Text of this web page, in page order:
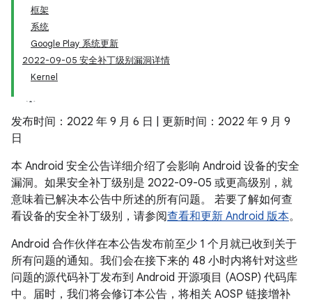
框架
系统
Google Play 系统更新
2022-09-05 安全补丁级别漏洞详情
Kernel
发布时间：2022 年 9 月 6 日 | 更新时间：2022 年 9 月 9
日
本 Android 安全公告详细介绍了会影响 Android 设备的安全
漏洞。如果安全补丁级别是 2022-09-05 或更高级别，就
意味着已解决本公告中所述的所有问题。 若要了解如何查
看设备的安全补丁级别，请参阅查看和更新 Android 版本。
Android 合作伙伴在本公告发布前至少 1 个月就已收到关于
所有问题的通知。我们会在接下来的 48 小时内将针对这些
问题的源代码补丁发布到 Android 开源项目 (AOSP) 代码库
中。届时，我们将会修订本公告，将相关 AOSP 链接增补